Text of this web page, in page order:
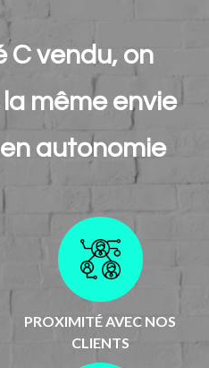
C vendu, on
même envie
autonomie
PROXIMITÉ AVEC NOS
CLIENTS